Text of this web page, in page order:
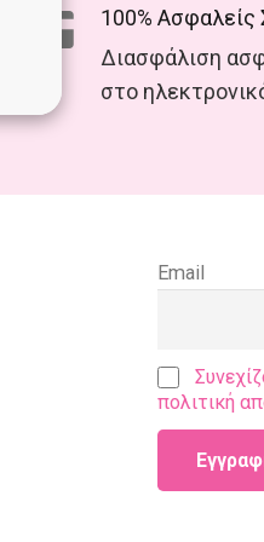
100% Ασφαλείς
Διασφάλιση
στο
Email
πολιτική